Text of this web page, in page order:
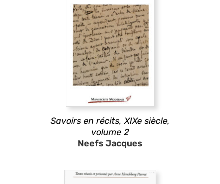
Savoirs en récits, XIXe siècle,
volume 2
Neefs Jacques